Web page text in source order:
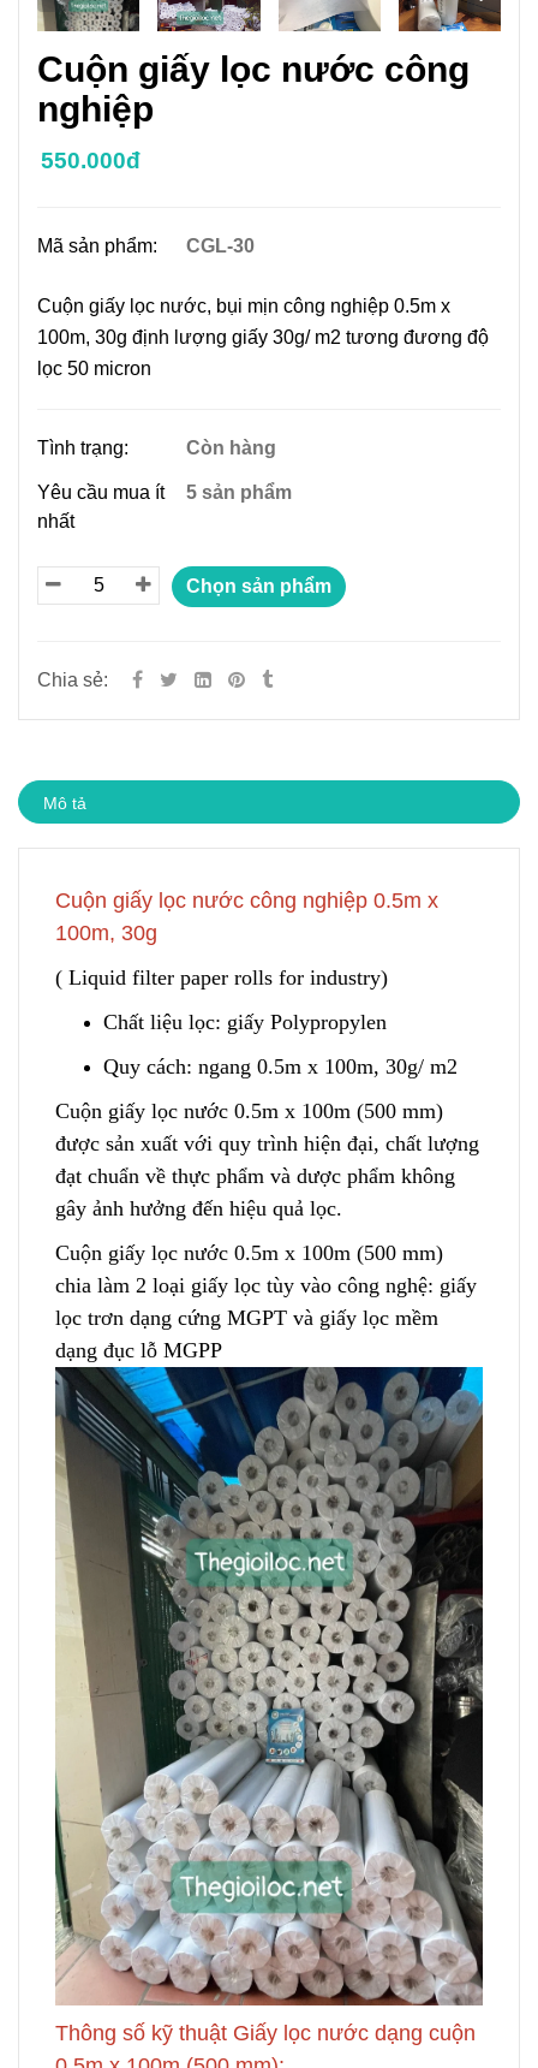
Cuộn giấy lọc nước công
nghiệp
550.000đ
Mã sản phẩm: CGL-30
Cuộn giấy lọc nước, bụi mịn công nghiệp 0.5m x
100m, 30g định lượng giấy 30g/ m2 tương đương độ
lọc 50 micron
Tình trạng: Còn hàng
Yêu cầu mua ít
nhất
5 sản phẩm
Chọn sản phẩm
Chia sẻ:
Mô tả
Cuộn giấy lọc nước công nghiệp 0.5m x
100m, 30g
( Liquid filter paper rolls for industry)
Chất liệu lọc: giấy Polypropylen
Quy cách: ngang 0.5m x 100m, 30g/ m2
Cuộn giấy lọc nước 0.5m x 100m (500 mm)
được sản xuất với quy trình hiện đại, chất lượng
đạt chuẩn về thực phẩm và dược phẩm không
gây ảnh hưởng đến hiệu quả lọc.
Cuộn giấy lọc nước 0.5m x 100m (500 mm)
chia làm 2 loại giấy lọc tùy vào công nghệ: giấy
lọc trơn dạng cứng MGPT và giấy lọc mềm
dạng đục lỗ MGPP
Thông số kỹ thuật Giấy lọc nước dạng cuộn